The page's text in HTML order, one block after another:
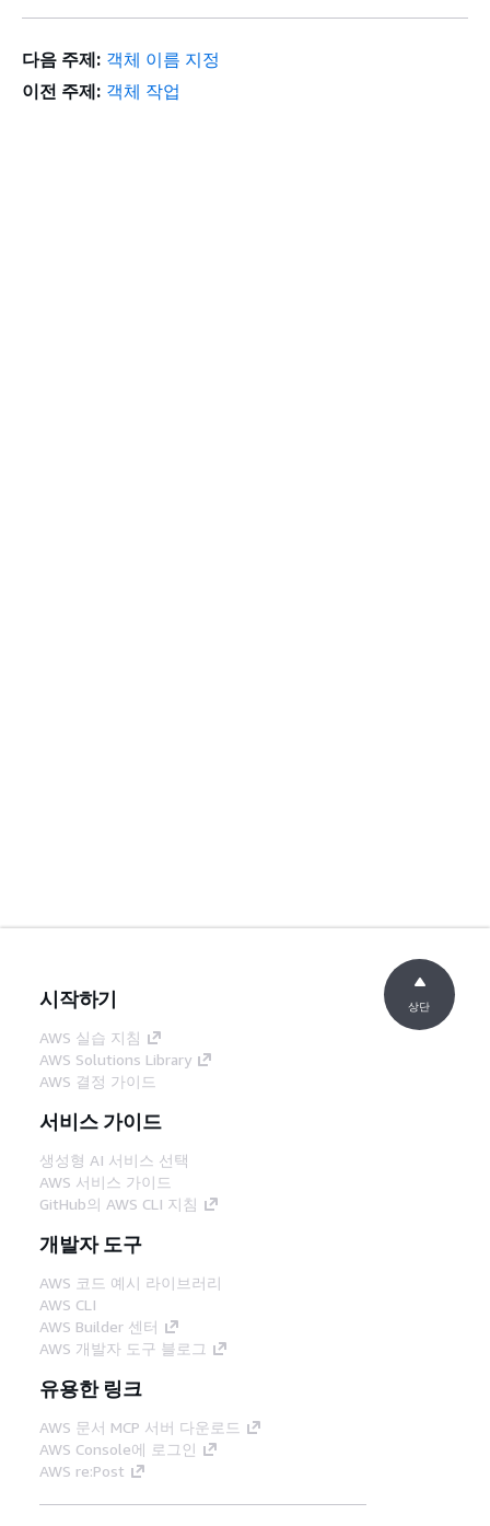
다음 주제: 객체 이름 지정
이전 주제: 객체 작업
시작하기
AWS 실습 지침
AWS Solutions Library
AWS 결정 가이드
서비스 가이드
생성형 AI 서비스 선택
AWS 서비스 가이드
GitHub의 AWS CLI 지침
개발자 도구
AWS 코드 예시 라이브러리
AWS CLI
AWS Builder 센터
AWS 개발자 도구 블로그
유용한 링크
AWS 문서 MCP 서버 다운로드
AWS Console에 로그인
AWS re:Post
상단